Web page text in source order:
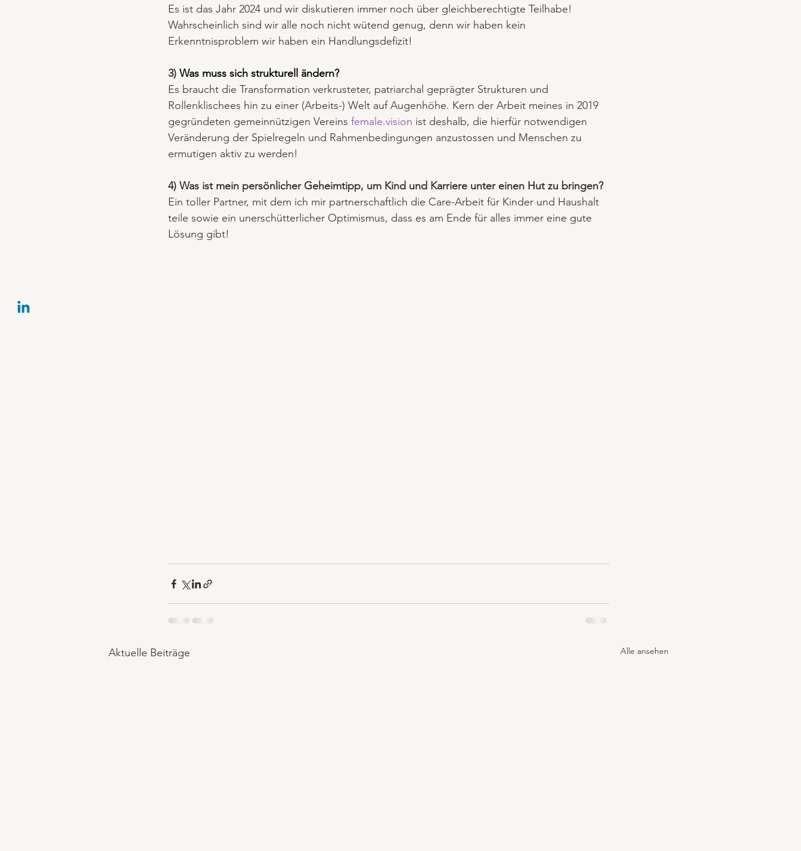
Es ist das Jahr 2024 und wir diskutieren immer noch über gleichberechtigte Teilhabe!
Wahrscheinlich sind wir alle noch nicht wütend genug, denn wir haben kein
Erkenntnisproblem wir haben ein Handlungsdefizit!
3) Was muss sich strukturell ändern?
Es braucht die Transformation verkrusteter, patriarchal geprägter Strukturen und
Rollenklischees hin zu einer (Arbeits-) Welt auf Augenhöhe. Kern der Arbeit meines in 2019
gegründeten gemeinnützigen Vereins female.vision ist deshalb, die hierfür notwendigen
Veränderung der Spielregeln und Rahmenbedingungen anzustossen und Menschen zu
ermutigen aktiv zu werden!
4) Was ist mein persönlicher Geheimtipp, um Kind und Karriere unter einen Hut zu bringen?
Ein toller Partner, mit dem ich mir partnerschaftlich die Care-Arbeit für Kinder und Haushalt
teile sowie ein unerschütterlicher Optimismus, dass es am Ende für alles immer eine gute
Lösung gibt!
Aktuelle Beiträge Alle ansehen